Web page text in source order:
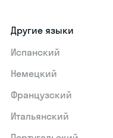
Другие языки
Испанский
Немецкий
Французский
Итальянский